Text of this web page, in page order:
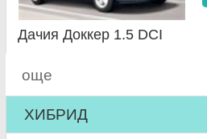
Дачия Доккер 1.5 DCI
още
ХИБРИД